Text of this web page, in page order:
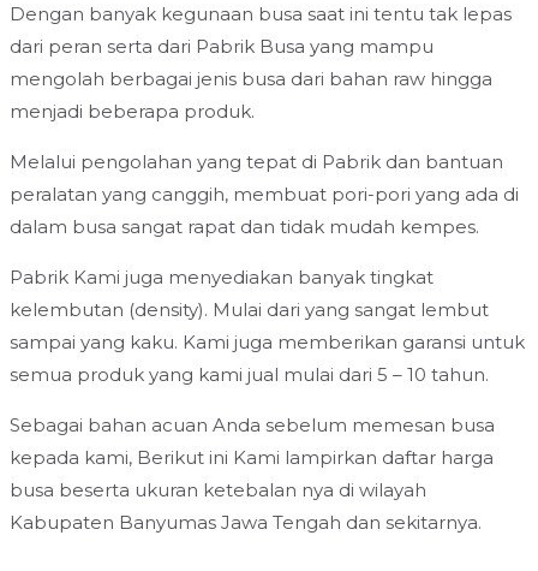
Dengan banyak kegunaan busa saat ini tentu tak lepas
dari peran serta dari Pabrik Busa yang mampu
mengolah berbagai jenis busa dari bahan raw hingga
menjadi beberapa produk.
Melalui pengolahan yang tepat di Pabrik dan bantuan
peralatan yang canggih, membuat pori-pori yang ada di
dalam busa sangat rapat dan tidak mudah kempes.
Pabrik Kami juga menyediakan banyak tingkat
kelembutan (density). Mulai dari yang sangat lembut
sampai yang kaku. Kami juga memberikan garansi untuk
semua produk yang kami jual mulai dari 5 – 10 tahun.
Sebagai bahan acuan Anda sebelum memesan busa
kepada kami, Berikut ini Kami lampirkan daftar harga
busa beserta ukuran ketebalan nya di wilayah
Kabupaten Banyumas Jawa Tengah dan sekitarnya.